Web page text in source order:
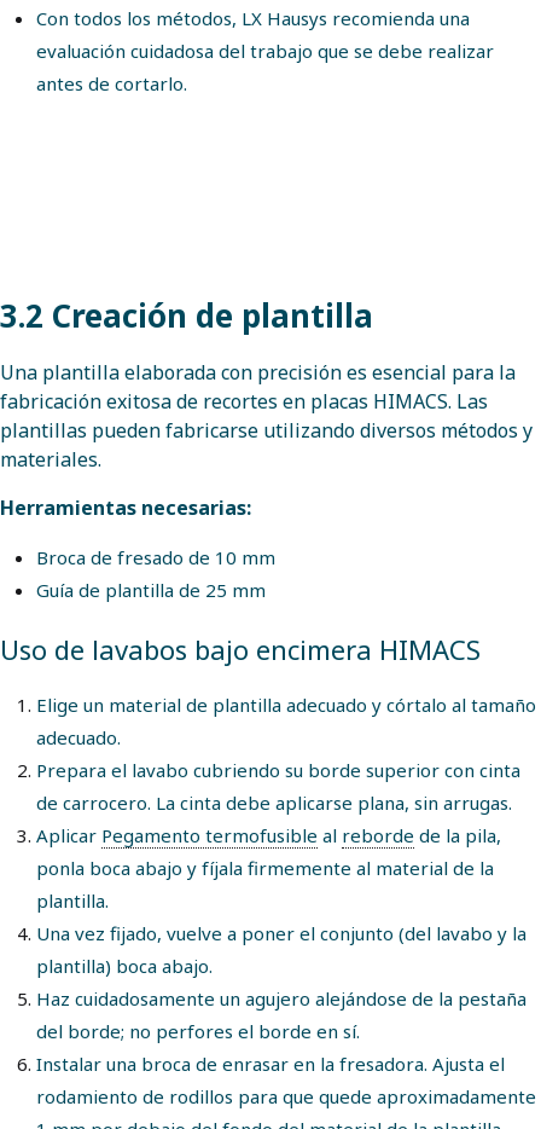
Con todos los métodos, LX Hausys recomienda una
evaluación cuidadosa del trabajo que se debe realizar
antes de cortarlo.
3.2 Creación de plantilla
Una plantilla elaborada con precisión es esencial para la
fabricación exitosa de recortes en placas HIMACS. Las
plantillas pueden fabricarse utilizando diversos métodos y
materiales.
Herramientas necesarias:
Broca de fresado de 10 mm
Guía de plantilla de 25 mm
Uso de lavabos bajo encimera HIMACS
Elige un material de plantilla adecuado y córtalo al tamaño
adecuado.
Prepara el lavabo cubriendo su borde superior con cinta
de carrocero. La cinta debe aplicarse plana, sin arrugas.
Aplicar Pegamento termofusible al reborde de la pila,
ponla boca abajo y fíjala firmemente al material de la
plantilla.
Una vez fijado, vuelve a poner el conjunto (del lavabo y la
plantilla) boca abajo.
Haz cuidadosamente un agujero alejándose de la pestaña
del borde; no perfores el borde en sí.
Instalar una broca de enrasar en la fresadora. Ajusta el
rodamiento de rodillos para que quede aproximadamente